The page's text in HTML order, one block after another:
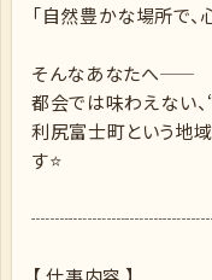
「自然豊かな場所で、
そんなあなたへ――
都会では味わえない、
利尻富士町という地
す⭐